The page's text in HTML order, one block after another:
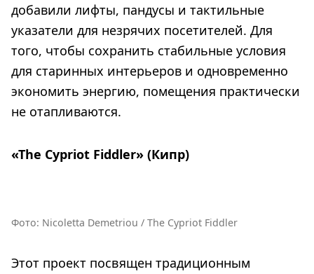
добавили лифты, пандусы и тактильные
указатели для незрячих посетителей. Для
того, чтобы сохранить стабильные условия
для старинных интерьеров и одновременно
экономить энергию, помещения практически
не отапливаются.
«The Cypriot Fiddler» (Кипр)
Фото: Nicoletta Demetriou / The Cypriot Fiddler
Этот проект посвящен традиционным